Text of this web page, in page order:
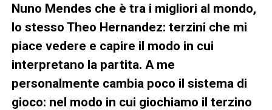
Nuno Mendes che è tra i migliori al mondo,
lo stesso Theo Hernandez: terzini che mi
piace vedere e capire il modo in cui
interpretano la partita. A me
personalmente cambia poco il sistema di
gioco: nel modo in cui giochiamo il terzino